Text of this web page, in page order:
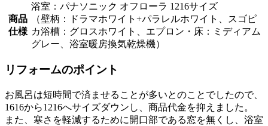
商品
仕様
浴室：パナソニック オフローラ 1216サイズ
（壁柄：ドラマホワイト+パラレルホワイト、スゴピ
カ浴槽：グロスホワイト、エプロン・床：ミディアム
グレー、浴室暖房換気乾燥機）
リフォームのポイント
お風呂は短時間で済ませることが多いとのことでしたので、
1616から1216へサイズダウンし、商品代金を抑えました。
また、寒さを軽減するために開口部である窓を無くし、浴室